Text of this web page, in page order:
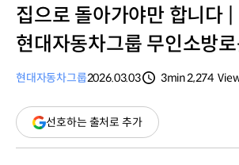
집으로 돌아가야만 합니다 |
현대자동차그룹 무인소방
현대자동차그룹2026.03.03
3min2,274
선호하는 출처로 추가(새
창